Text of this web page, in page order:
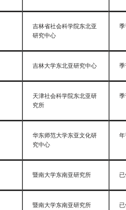
吉林省社会科学院东北亚
研究中心
吉林大学东北亚研究中心
天津社会科学院东北亚研
究所
华东师范大学东亚文化研
究中心
暨南大学东南亚研究所
暨南大学东南亚研究所